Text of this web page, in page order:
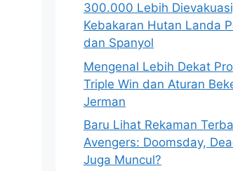
300.000 Lebih
Kebakaran Hutan Landa
dan Spanyol
Mengenal Lebih Dekat
Triple Win dan Aturan
Jerman
Baru Lihat Rekaman
Avengers: Doomsday,
Juga Muncul?